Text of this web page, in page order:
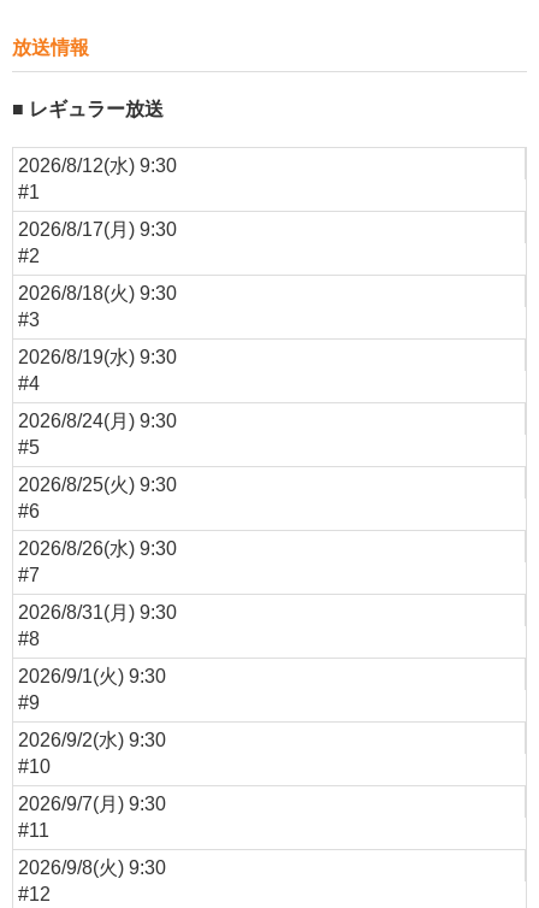
放送情報
レギュラー放送
2026/8/12(水) 9:30
#1
2026/8/17(月) 9:30
#2
2026/8/18(火) 9:30
#3
2026/8/19(水) 9:30
#4
2026/8/24(月) 9:30
#5
2026/8/25(火) 9:30
#6
2026/8/26(水) 9:30
#7
2026/8/31(月) 9:30
#8
2026/9/1(火) 9:30
#9
2026/9/2(水) 9:30
#10
2026/9/7(月) 9:30
#11
2026/9/8(火) 9:30
#12